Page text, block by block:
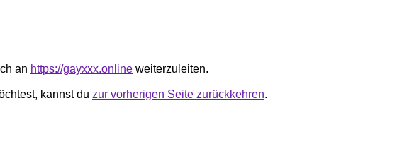
an https://gayxxx.online weiterzuleiten.
kannst du zur vorherigen Seite zurückkehren.